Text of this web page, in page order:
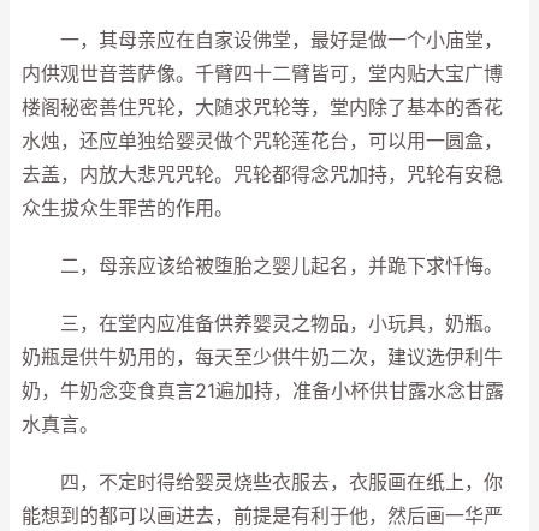
一，其母亲应在自家设佛堂，最好是做一个小庙堂，
内供观世音菩萨像。千臂四十二臂皆可，堂内贴大宝广博
楼阁秘密善住咒轮，大随求咒轮等，堂内除了基本的香花
水烛，还应单独给婴灵做个咒轮莲花台，可以用一圆盒，
去盖，内放大悲咒咒轮。咒轮都得念咒加持，咒轮有安稳
众生拔众生罪苦的作用。
二，母亲应该给被堕胎之婴儿起名，并跪下求忏悔。
三，在堂内应准备供养婴灵之物品，小玩具，奶瓶。
奶瓶是供牛奶用的，每天至少供牛奶二次，建议选伊利牛
奶，牛奶念变食真言21遍加持，准备小杯供甘露水念甘露
水真言。
四，不定时得给婴灵烧些衣服去，衣服画在纸上，你
能想到的都可以画进去，前提是有利于他，然后画一华严